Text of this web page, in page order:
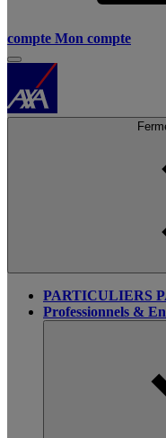
compte Mon compte
PARTICULIERS
Professionnels &